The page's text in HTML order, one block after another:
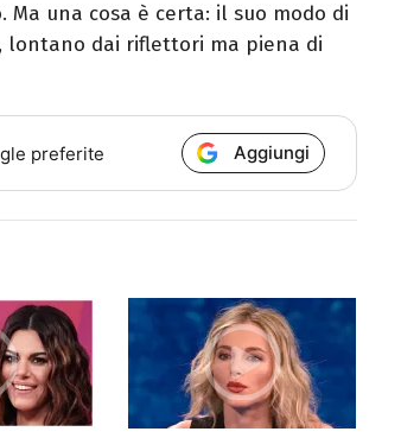
una cosa è certa: il suo modo di
lontano dai riflettori ma piena di
preferite Aggiungi